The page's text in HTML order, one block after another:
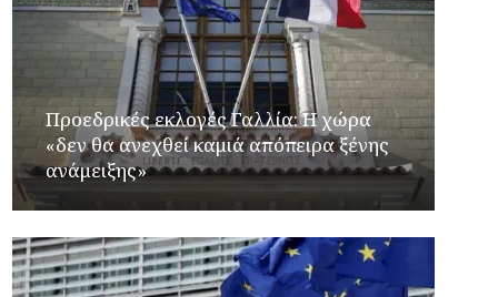
Προεδρικές εκλογές Γαλλία: Η χώρα
«δεν θα ανεχθεί καμιά απόπειρα ξένης
ανάμειξης»